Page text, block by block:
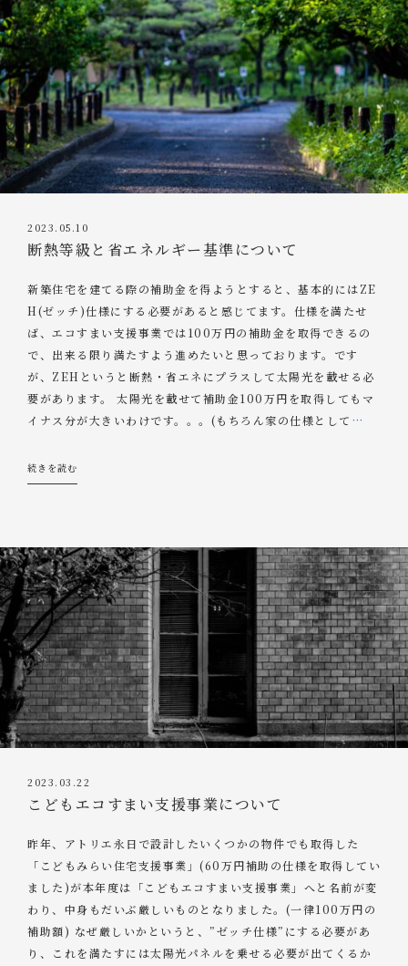
2023.05.10
断熱等級と省エネルギー基準について
新築住宅を建てる際の補助金を得ようとすると、基本的にはZE
H(ゼッチ)仕様にする必要があると感じてます。仕様を満たせ
ば、エコすまい支援事業では100万円の補助金を取得できるの
で、出来る限り満たすよう進めたいと思っております。です
が、ZEHというと断熱・省エネにプラスして太陽光を載せる必
要があります。 太陽光を載せて補助金100万円を取得してもマ
イナス分が大きいわけです。。。(もちろん家の仕様として …
続きを読む
2023.03.22
こどもエコすまい支援事業について
昨年、アトリエ永日で設計したいくつかの物件でも取得した
「こどもみらい住宅支援事業」(60万円補助の仕様を取得してい
ました)が本年度は「こどもエコすまい支援事業」へと名前が変
わり、中身もだいぶ厳しいものとなりました。(一律100万円の
補助額) なぜ厳しいかというと、”ゼッチ仕様”にする必要があ
り、これを満たすには太陽光パネルを乗せる必要が出てくるか